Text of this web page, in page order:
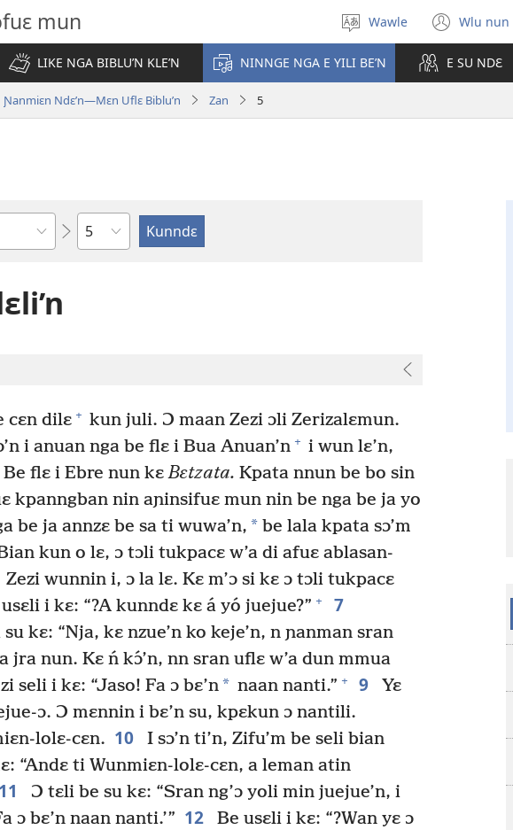
mun
Kle
aniɛn'n
Wawle Wlu nun
(opens
new
window)
LIKE NGA BIBLU’N KLE’N NINNGE NGA E YILI BE’N E SU NDƐ
Ɲanmiɛn Ndɛ’n—Mɛn Uflɛ Biblu’n Zan 5
Ndɛ
tre
cɛn dilɛ + kun juli. Ɔ maan Zezi ɔli Zerizalɛmun.
i anuan nga be flɛ i Bua Anuan’n + i wun lɛ’n,
flɛ i Ebre nun kɛBɛtzata. Kpata nnun be bo sin
kpanngban nin aɲinsifuɛ mun nin be nga be ja yo
be ja annzɛ be sa ti wuwa’n, * be lala kpata sɔ’m
kun o lɛ, ɔ tɔli tukpacɛ w’a di afuɛ ablasan-
Zezi wunnin i, ɔ la lɛ. Kɛ m’ɔ si kɛ ɔ tɔli tukpacɛ
usɛli i kɛ: “?A kunndɛ kɛ á yó juejue?” + 7
kɛ: “Nja, kɛ nzue’n ko keje’n, n ɲanman sran
jra nun. Kɛ ń kɔ́’n, nn sran uflɛ w’a dun mmua
seli i kɛ: “Jaso! Fa ɔ bɛ’n* naan nanti.” + 9
Yɛ
ɔ. Ɔ mɛnnin i bɛ’n su, kpɛkun ɔ nantili.
lolɛ-cɛn. 10
I sɔ’n ti’n, Zifu’m be seli bian
“Andɛ ti Wunmiɛn-lolɛ-cɛn, a leman atin
11
Ɔ tɛli be su kɛ: “Sran ng’ɔ yoli min juejue’n, i
ɔ bɛ’n naan nanti.’” 12
Be usɛli i kɛ: “?Wan yɛ ɔ